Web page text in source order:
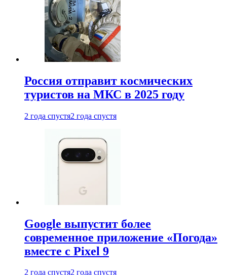
Россия отправит космических
туристов на МКС в 2025 году
2 года спустя2 года спустя
Google выпустит более
современное приложение «Погода»
вместе с Pixel 9
2 года спустя2 года спустя